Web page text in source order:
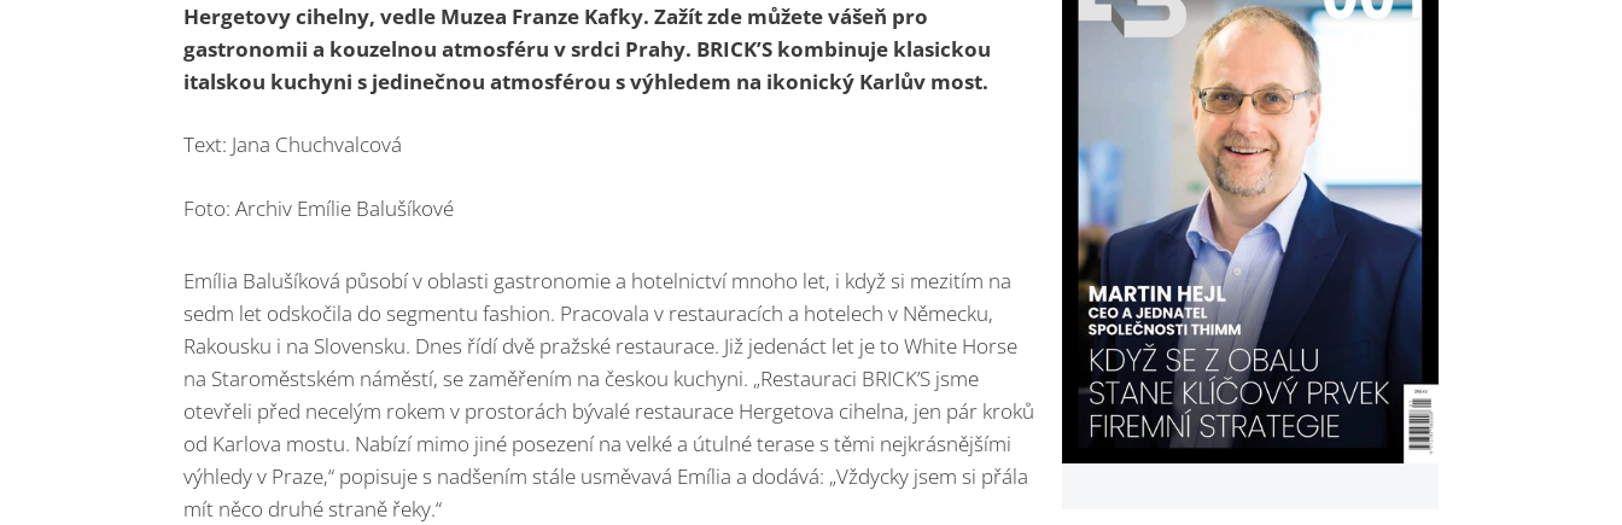
Hergetovy cihelny, vedle Muzea Franze Kafky. Zažít zde můžete vášeň pro
gastronomii a kouzelnou atmosféru v srdci Prahy. BRICK’S kombinuje klasickou
italskou kuchyni s jedinečnou atmosférou s výhledem na ikonický Karlův most.
Text: Jana Chuchvalcová
Foto: Archiv Emílie Balušíkové
Emília Balušíková působí v oblasti gastronomie a hotelnictví mnoho let, i když si mezitím na
sedm let odskočila do segmentu fashion. Pracovala v restauracích a hotelech v Německu,
Rakousku i na Slovensku. Dnes řídí dvě pražské restaurace. Již jedenáct let je to White Horse
na Staroměstském náměstí, se zaměřením na českou kuchyni. „Restauraci BRICK’S jsme
otevřeli před necelým rokem v prostorách bývalé restaurace Hergetova cihelna, jen pár kroků
od Karlova mostu. Nabízí mimo jiné posezení na velké a útulné terase s těmi nejkrásnějšími
výhledy v Praze,“ popisuje s nadšením stále usměvavá Emília a dodává: „Vždycky jsem si přála
mít něco druhé straně řeky.“